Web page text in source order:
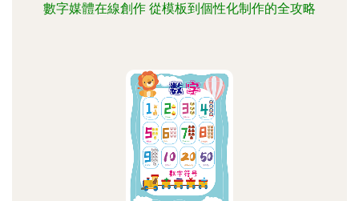
數字媒體在線創作 從模板到個性化制作的全攻略